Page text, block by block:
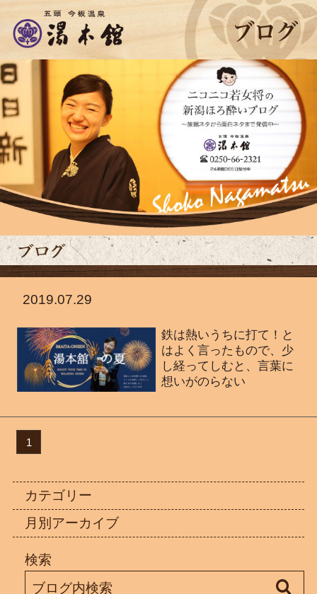
2019.07.29
鉄は熱いうちに打て！と
はよく言ったもので、少
し経ってしむと、言葉に
想いがのらない
1
カテゴリー
月別アーカイブ
検索